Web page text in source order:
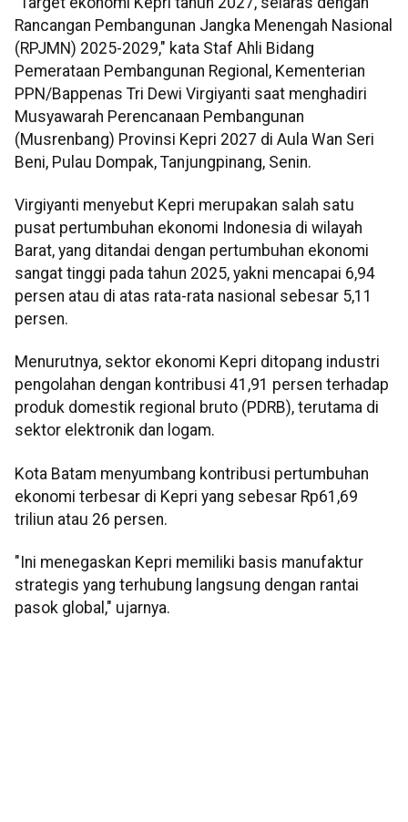
Rancangan Pembangunan Jangka Menengah Nasional
(RPJMN) 2025-2029," kata Staf Ahli Bidang
Pemerataan Pembangunan Regional, Kementerian
PPN/Bappenas Tri Dewi Virgiyanti saat menghadiri
Musyawarah Perencanaan Pembangunan
(Musrenbang) Provinsi Kepri 2027 di Aula Wan Seri
Beni, Pulau Dompak, Tanjungpinang, Senin.
Virgiyanti menyebut Kepri merupakan salah satu
pusat pertumbuhan ekonomi Indonesia di wilayah
Barat, yang ditandai dengan pertumbuhan ekonomi
sangat tinggi pada tahun 2025, yakni mencapai 6,94
persen atau di atas rata-rata nasional sebesar 5,11
persen.
Menurutnya, sektor ekonomi Kepri ditopang industri
pengolahan dengan kontribusi 41,91 persen terhadap
produk domestik regional bruto (PDRB), terutama di
sektor elektronik dan logam.
Kota Batam menyumbang kontribusi pertumbuhan
ekonomi terbesar di Kepri yang sebesar Rp61,69
triliun atau 26 persen.
"Ini menegaskan Kepri memiliki basis manufaktur
strategis yang terhubung langsung dengan rantai
pasok global," ujarnya.